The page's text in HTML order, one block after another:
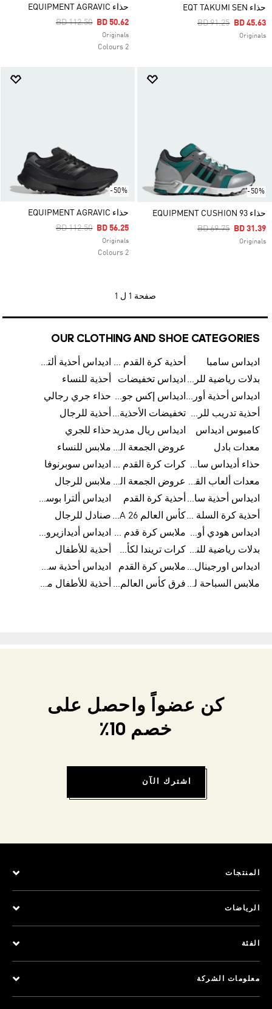
حذاء EQT TAKUMI SEN
Price Reduced
BD 91.25ToBD 45.63
Originals
حذاء EQUIPMENT AGRAVIC
Price Reduced From
BD 112.50ToBD 50.62
Originals
2 Colours
-50%
حذاء EQUIPMENT CUSHION 93
Price Reduced
BD 69.75ToBD 31.39
Originals
-50%
حذاء EQUIPMENT AGRAVIC
Price Reduced From
BD 112.50ToBD 56.25
Originals
2 Colours
صفحة 1 ل 1
OUR CLOTHING AND SHOE CATEGORIES
اديداس سامبا أحذية كرة القدم للرجال
اديداس أحذية ألترا بوست للرجال
بدلات رياضية للرجال اديداس تخفيضات
أحذية للنساء
اديداس أحذية أورجينالز
اديداس إكس جود بيلينغهام حذاء جري رجالي
أحذية تدريب للرجال
تخفيضات الأحذية للرجال أحذية للرجال
كامبوس اديداس
اديداس ريال مدريد حذاء للجري
معدات بادل
عروض الجمعة البيضاء للرجال ملابس للنساء
حذاء أديداس سامبا للأطفال
كرات كرة القدم للرجال اديداس سوبرنوفا
معدات ألعاب القوى
عروض الجمعة البيضاء للسيدات ملابس للرجال
اديداس أحذية سامبا للنساء أحذية كرة القدم
اديداس ألترا بوست
أحذية كرة السلة للرجال
كأس العالم FIFA 26™ صنادل للرجال
اديداس هودي أورجينال للنساء
ملابس كرة قدم للاطفال
اديداس أديدازيرو معدات الجري
بدلات رياضية للنساء
كرات تريندا لكأس العالم FIFA 26™
أحذية للأطفال
اديداس اورجينال ملابس ملابس كرة القدم
اديداس أحذية سوبرنوفا للرجال
ملابس السباحة للرجال
فرق كأس العالم FIFA 26™ أحذية للأطفال من 8 إلى 16 سنة
كن عضواً واحصل على
خصم 10٪
اشترك الآن
المنتجات
الرياضات
الفئة
معلومات الشركة